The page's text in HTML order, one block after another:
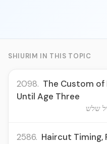
SHIURIM IN THIS TOPIC
2098. The Custom
Until Age Three
שלש
2586. Haircut Timing,